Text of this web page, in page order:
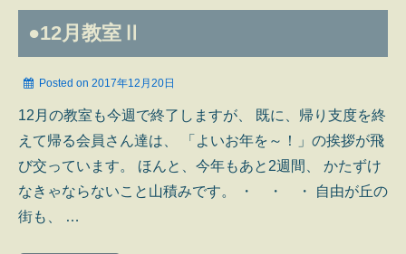
ー
ク
ス
マ
ス！
●12月教室Ⅱ
Posted on 2017年12月20日
12月の教室も今週で終了しますが、 既に、帰り支度を終
えて帰る会員さん達は、 「よいお年を～！」の挨拶が飛
び交っています。 ほんと、今年もあと2週間、 かたずけ
なきゃならないこと山積みです。 ・ ・ ・ 自由が丘の
街も、 …